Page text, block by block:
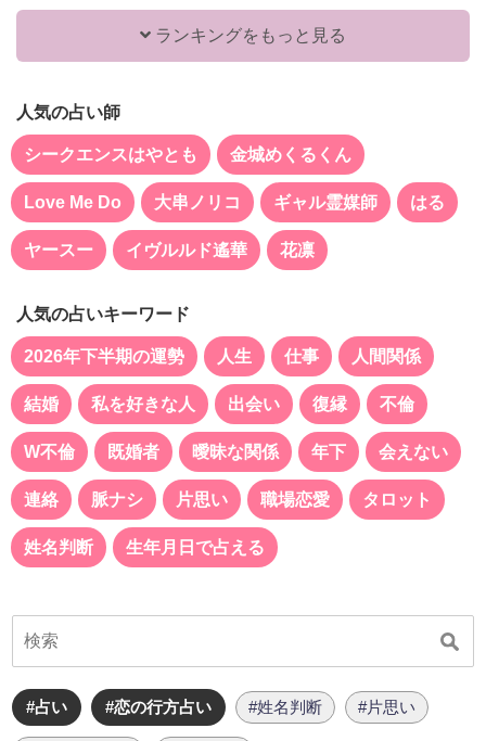
ランキングをもっと見る
人気の占い師
シークエンスはやとも 金城めくるくん
Love Me Do 大串ノリコ ギャル霊媒師 はる
ヤースー イヴルルド遙華 花凛
人気の占いキーワード
2026年下半期の運勢 人生 仕事 人間関係
結婚 私を好きな人 出会い 復縁 不倫
W不倫 既婚者 曖昧な関係 年下 会えない
連絡 脈ナシ 片思い 職場恋愛 タロット
姓名判断 生年月日で占える
#占い #恋の行方占い #姓名判断 #片思い